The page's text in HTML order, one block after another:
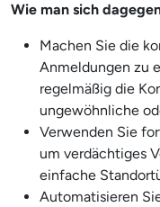
Wie man sich
Machen Sie die
Anmeldungen zu
regelmäßig die
ungewöhnliche
Verwenden Sie
um verdächtiges
einfache
Automatisieren